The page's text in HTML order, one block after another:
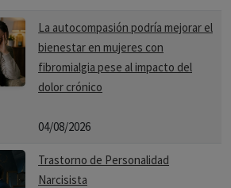
La autocompasión podría mejorar el
bienestar en mujeres con
fibromialgia pese al impacto del
dolor crónico
04/08/2026
Trastorno de Personalidad
Narcisista